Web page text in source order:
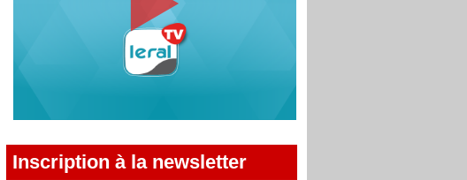
Inscription à la newsletter